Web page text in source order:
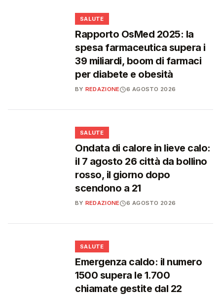
SALUTE
Rapporto OsMed 2025: la
spesa farmaceutica supera i
39 miliardi, boom di farmaci
per diabete e obesità
BY REDAZIONE 6 AGOSTO 2026
SALUTE
Ondata di calore in lieve calo:
il 7 agosto 26 città da bollino
rosso, il giorno dopo
scendono a 21
BY REDAZIONE 6 AGOSTO 2026
SALUTE
Emergenza caldo: il numero
1500 supera le 1.700
chiamate gestite dal 22